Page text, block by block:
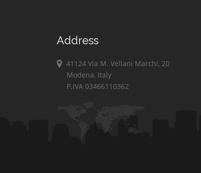
Address
41124 Via M. Vellani Marchi, 20
Modena, Italy
P.IVA 03466110362